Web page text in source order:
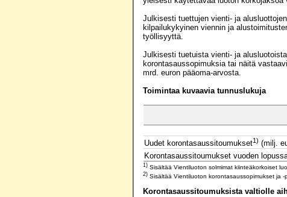
Julkisesti tuettujen vienti- ja
kilpailukykyinen viennin ja
työllisyyttä.
Julkisesti tuetuista vienti- ja
korontasaussopimuksia tai näitä
mrd. euron pääoma-arvosta.
Toimintaa kuvaavia tunnuslukuja
Uudet korontasaussitoumukset1) (milj.
Korontasaussitoumukset vuoden
1) Sisältää Vientiluoton solmimat kiinteäkorkoiset
2) Sisältää Vientiluoton korontasaussopimukset ja
Korontasaussitoumuksista valtiolle